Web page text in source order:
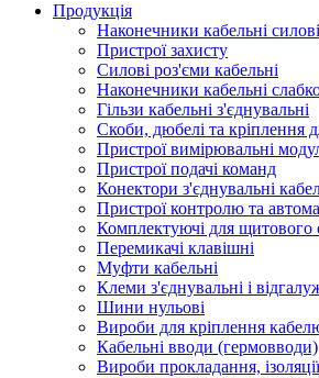
Продукція
Наконечники кабельні силові
Пристрої захисту
Силові роз'єми кабельні
Наконечники кабельні
Гільзи кабельні з'єднувальні
Скоби, дюбелі та кріплення
Пристрої вимірювальні
Пристрої подачі команд
Конектори з'єднувальні
Пристрої контролю та
Комплектуючі для щитового
Перемикачі клавішні
Муфти кабельні
Клеми з'єднувальні і
Шини нульові
Вироби для кріплення
Кабельні вводи (гермовводи)
Вироби прокладання,